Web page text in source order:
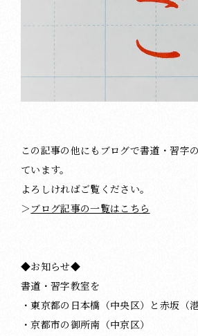
この記事の他にもブログで書道・習字
ています。
よろしければご覧ください。
＞ ブログ記事の一覧はこちら
◆お知らせ◆
書道・習字教室を
・東京都の日本橋（中央区）と赤坂（港
・京都市の御所南（中京区）